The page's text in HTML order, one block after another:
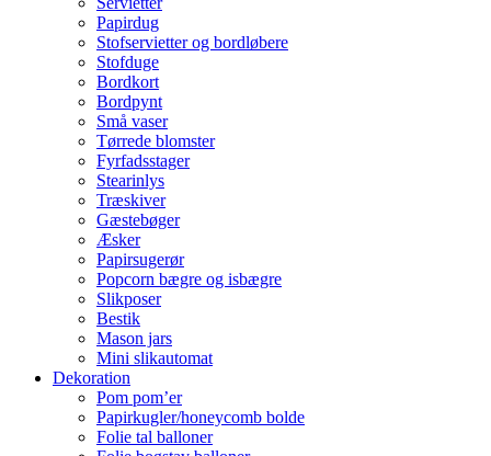
Papirdug
Stofservietter og bordløbere
Stofduge
Bordkort
Bordpynt
Små vaser
Tørrede blomster
Fyrfadsstager
Stearinlys
Træskiver
Gæstebøger
Æsker
Papirsugerør
Popcorn bægre og isbægre
Slikposer
Bestik
Mason jars
Mini slikautomat
Dekoration
Pom pom’er
Papirkugler/honeycomb bolde
Folie tal balloner